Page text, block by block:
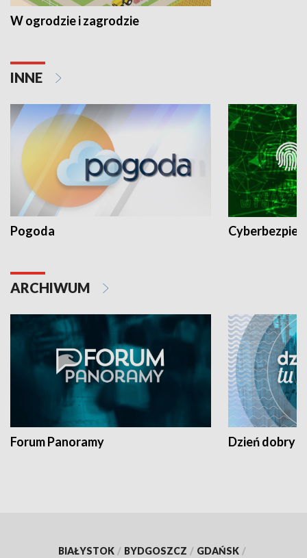
W ogrodzie i zagrodzie
INNE
Pogoda
ARCHIWUM
Forum Panoramy Dzień dobry
BIAŁYSTOK / BYDGOSZCZ / GDAŃSK /